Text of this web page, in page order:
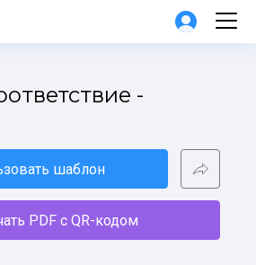
-
шаблон
PDF с QR-кодом